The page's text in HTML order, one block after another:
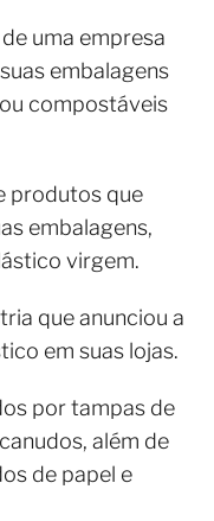
uma empresa
embalagens
compostáveis
produtos que
embalagens,
virgem.
que anunciou a
em suas lojas.
por tampas de
além de
de papel e